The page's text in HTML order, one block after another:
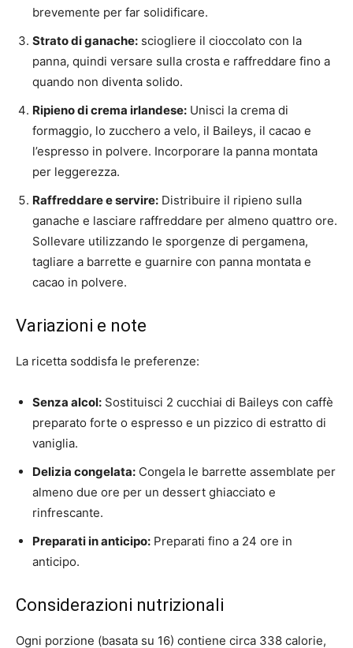
brevemente per far solidificare.
Strato di ganache: sciogliere il cioccolato con la
panna, quindi versare sulla crosta e raffreddare fino a
quando non diventa solido.
Ripieno di crema irlandese: Unisci la crema di
formaggio, lo zucchero a velo, il Baileys, il cacao e
l’espresso in polvere. Incorporare la panna montata
per leggerezza.
Raffreddare e servire: Distribuire il ripieno sulla
ganache e lasciare raffreddare per almeno quattro ore.
Sollevare utilizzando le sporgenze di pergamena,
tagliare a barrette e guarnire con panna montata e
cacao in polvere.
Variazioni e note
La ricetta soddisfa le preferenze:
Senza alcol: Sostituisci 2 cucchiai di Baileys con caffè
preparato forte o espresso e un pizzico di estratto di
vaniglia.
Delizia congelata: Congela le barrette assemblate per
almeno due ore per un dessert ghiacciato e
rinfrescante.
Preparati in anticipo: Preparati fino a 24 ore in
anticipo.
Considerazioni nutrizionali
Ogni porzione (basata su 16) contiene circa 338 calorie,